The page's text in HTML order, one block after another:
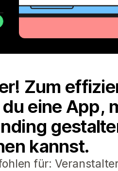
Zum
eine App,
kannst.
für: